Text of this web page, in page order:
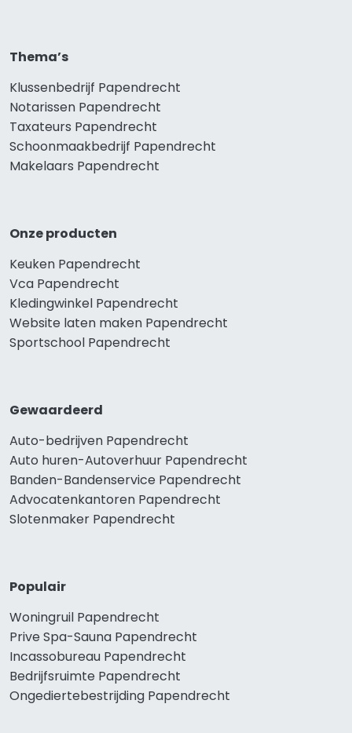
Thema’s
Klussenbedrijf Papendrecht
Notarissen Papendrecht
Taxateurs Papendrecht
Schoonmaakbedrijf Papendrecht
Makelaars Papendrecht
Onze producten
Keuken Papendrecht
Vca Papendrecht
Kledingwinkel Papendrecht
Website laten maken Papendrecht
Sportschool Papendrecht
Gewaardeerd
Auto-bedrijven Papendrecht
Auto huren-Autoverhuur Papendrecht
Banden-Bandenservice Papendrecht
Advocatenkantoren Papendrecht
Slotenmaker Papendrecht
Populair
Woningruil Papendrecht
Prive Spa-Sauna Papendrecht
Incassobureau Papendrecht
Bedrijfsruimte Papendrecht
Ongediertebestrijding Papendrecht